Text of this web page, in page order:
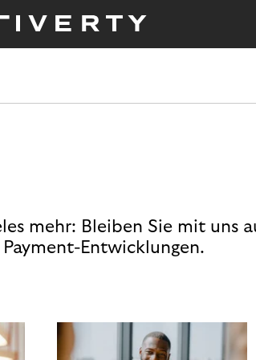
mehr: Bleiben Sie mit uns
Entwicklungen.